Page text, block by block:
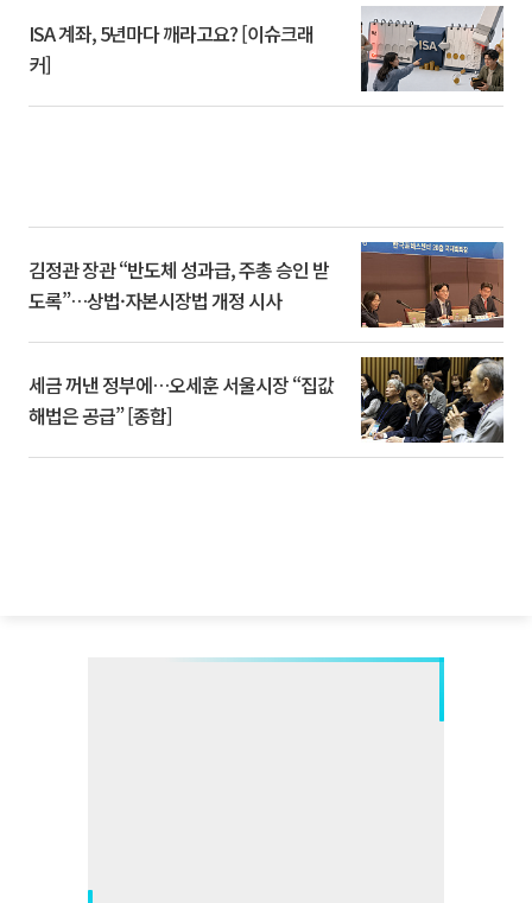
ISA 계좌, 5년마다 깨라고요? [이슈크래
커]
김정관 장관 “반도체 성과급, 주총 승인 받
도록”…상법·자본시장법 개정 시사
세금 꺼낸 정부에…오세훈 서울시장 “집값
해법은 공급” [종합]